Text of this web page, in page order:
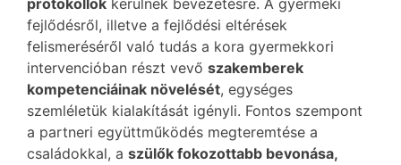
protokollok kerülnek bevezetésre. A gyermeki
fejlődésről, illetve a fejlődési eltérések
felismeréséről való tudás a kora gyermekkori
intervencióban részt vevő szakemberek
kompetenciáinak növelését, egységes
szemléletük kialakítását igényli. Fontos szempont
a partneri együttműködés megteremtése a
családokkal, a szülők fokozottabb bevonása,